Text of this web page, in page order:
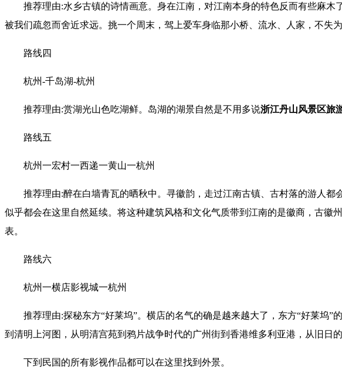
推荐理由:水乡古镇的诗情画意。身在江南，对江南本身的特色反而有些麻木
被我们疏忽而舍近求远。挑一个周末，驾上爱车身临那小桥、流水、人家，不失为
路线四
杭州-千岛湖-杭州
推荐理由:赏湖光山色吃湖鲜。岛湖的湖景自然是不用多说浙江丹山风景区旅
路线五
杭州一宏村一西递一黄山一杭州
推荐理由:醉在白墙青瓦的晒秋中。寻徽韵，走过江南古镇、古村落的游人
似乎都会在这里自然延续。将这种建筑风格和文化气质带到江南的是徽商，古
表。
路线六
杭州一横店影视城一杭州
推荐理由:探秘东方“好莱坞”。横店的名气的确是越来越大了，东方“好莱坞
到清明上河图，从明清宫苑到鸦片战争时代的广州街到香港维多利亚港，从旧日
下到民国的所有影视作品都可以在这里找到外景。